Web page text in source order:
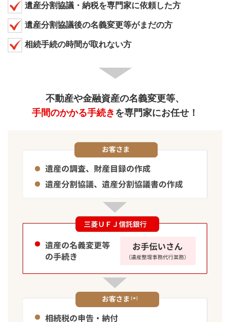
途中解約時の
取り扱い（*）
相続財産目録
の相続人に対
相続財産目録
する交付後
＋300,000円）×1.1
てについて名
義変更後およ
を受領した後
（遺産整理業務完
下記の事由により、遂行度合いに応じて手数料と消費
税を申し受けます。
お客さまが三菱ＵＦＪ信託銀行の責に帰することが
できない事由により三菱ＵＦＪ信託銀行を解任した
とき
三菱ＵＦＪ信託銀行の同意なく遺産整理業務に関す
る委任契約を終結させたとき
委任契約が解除されたとき
遺産分割協議・納税を専門家に依頼した方
遺産分割協議後の名義変更等がまだの方
相続手続の時間が取れない方
不動産や金融資産の名義変更等、
手間のかかる手続き を専門家にお任せ！